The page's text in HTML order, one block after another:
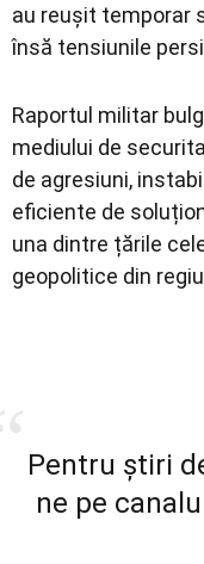
au reușit temporar
însă tensiunile
Raportul militar
mediului de
de agresiuni,
eficiente de
una dintre țările
geopolitice din
Pentru știri
ne pe